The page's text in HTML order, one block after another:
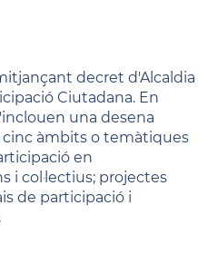
decret d'Alcaldia
Ciutadana. En
una desena
àmbits o temàtiques
en
i col·lectius; projectes
de participació i